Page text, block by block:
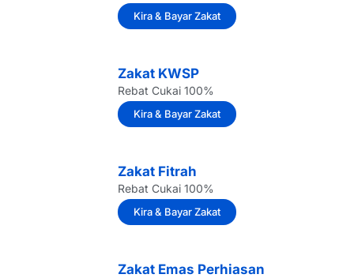
Kira & Bayar Zakat
Zakat KWSP
Rebat Cukai 100%
Kira & Bayar Zakat
Zakat Fitrah
Rebat Cukai 100%
Kira & Bayar Zakat
Zakat Emas Perhiasan